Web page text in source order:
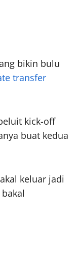
bikin bulu
transfer
kick-off
buat kedua
keluar jadi